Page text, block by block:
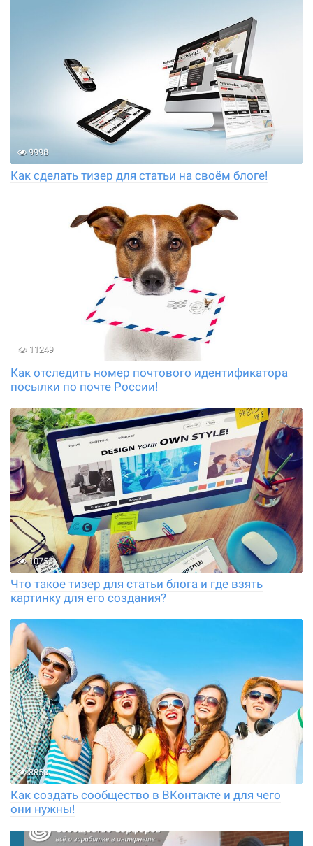
9998
Как сделать тизер для статьи на своём блоге!
11249
Как отследить номер почтового идентификатора
посылки по почте России!
10753
Что такое тизер для статьи блога и где взять
картинку для его создания?
8858
Как создать сообщество в ВКонтакте и для чего
они нужны!